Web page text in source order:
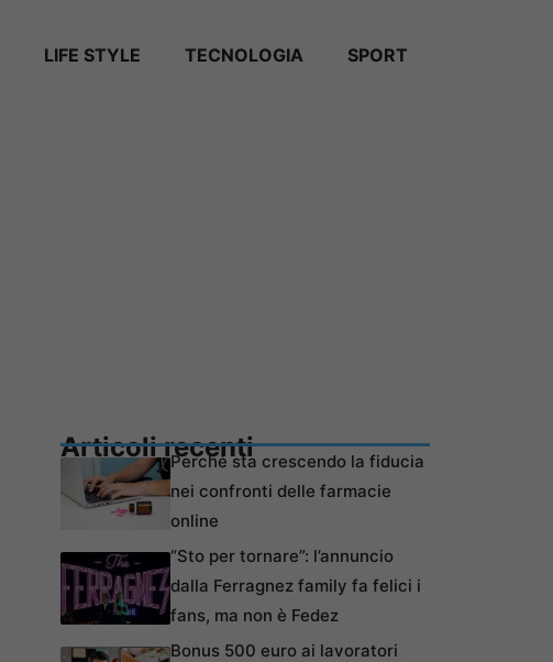
LIFE STYLE TECNOLOGIA SPORT
Articoli recentiPerché sta crescendo la fiducia
nei confronti delle farmacie
online
“Sto per tornare”: l’annuncio
dalla Ferragnez family fa felici i
fans, ma non è Fedez
Bonus 500 euro ai lavoratori